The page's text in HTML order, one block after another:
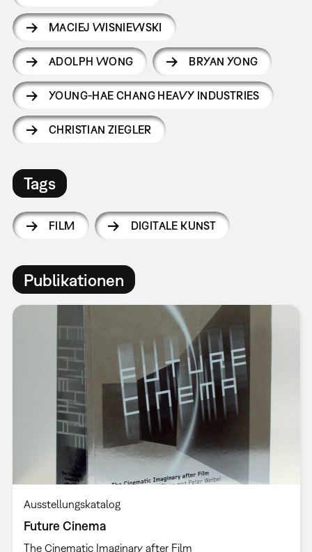
MACIEJ WISNIEWSKI
ADOLPH WONG BRYAN YONG
YOUNG-HAE CHANG HEAVY INDUSTRIES
CHRISTIAN ZIEGLER
Tags
FILM DIGITALE KUNST
Publikationen
Ausstellungskatalog
Future Cinema
The Cinematic Imaginary after Film